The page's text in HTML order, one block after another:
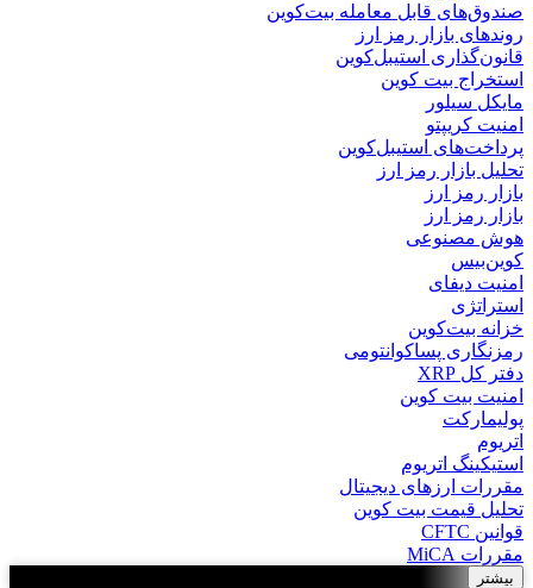
صندوق‌های قابل معامله بیت‌کوین
روندهای بازار رمز ارز
قانون‌گذاری استیبل‌کوین
استخراج بیت کوین
مایکل سیلور
امنیت کریپتو
پرداخت‌های استیبل‌کوین
تحلیل بازار رمز ارز
بازار رمز ارز
بازار رمز ارز
هوش مصنوعی
کوین‌بیس
امنیت دیفای
استراتژی
خزانه بیت‌کوین
رمزنگاری پساکوانتومی
دفتر کل XRP
امنیت بیت کوین
پولیمارکت
اتریوم
استیکینگ اتریوم
مقررات ارزهای دیجیتال
تحلیل قیمت بیت کوین
قوانین CFTC
مقررات MiCA
بیشتر